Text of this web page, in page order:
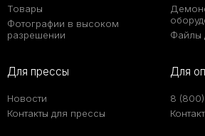
Товары
Фотографии в высоком
разрешении
Файлы
Для прессы
Новости
Контакты для прессы
Для
8